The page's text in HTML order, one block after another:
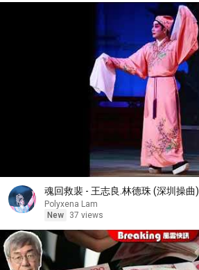
魂回救裴 - 王志良.林德珠 (深圳操曲)
Polyxena Lam
New
37 views